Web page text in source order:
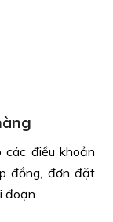
điều khoản
đồng, đơn đặt
đoạn.